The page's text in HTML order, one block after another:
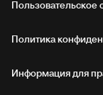
Пользовательское
Политика
Информация для